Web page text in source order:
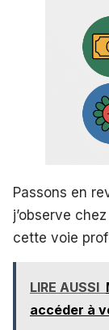
Passons en
j’observe
cette voie
LIRE AUSSI
accéder à